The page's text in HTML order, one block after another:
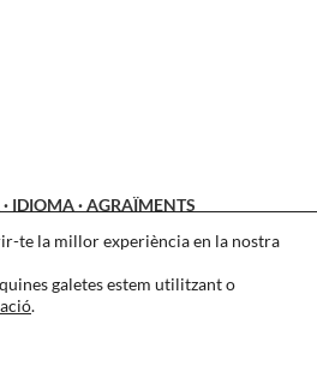
· IDIOMA·AGRAÏMENTS
·PRIVACITAT
te la millor experiència en la nostra
galetes estem utilitzant o
.